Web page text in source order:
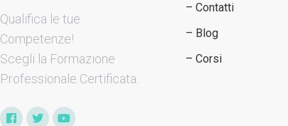
Qualifica le tue
Competenze​!
Scegli la Formazione
Professionale Certificata.
– Contatti
– Blog
– Corsi